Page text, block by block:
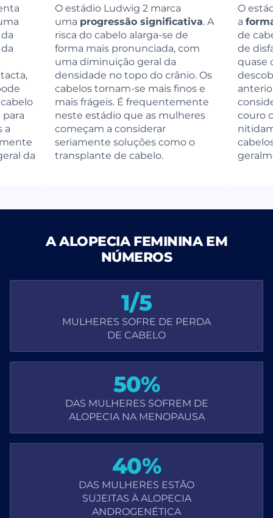
a
da
O estádio Ludwig 2 marca
uma progressão significativa. A
risca do cabelo alarga-se de
forma mais pronunciada, com
uma diminuição geral da
densidade no topo do crânio. Os
cabelos tornam-se mais finos e
mais frágeis. É frequentemente
neste estádio que as mulheres
começam a considerar
seriamente soluções como o
transplante de cabelo.
O
a
de
de
quase
couro
A ALOPECIA FEMININA EM
NÚMEROS
1/5
MULHERES SOFRE DE PERDA
DE CABELO
50%
DAS MULHERES SOFREM DE
ALOPECIA NA MENOPAUSA
40%
DAS MULHERES ESTÃO
SUJEITAS À ALOPECIA
ANDROGENÉTICA